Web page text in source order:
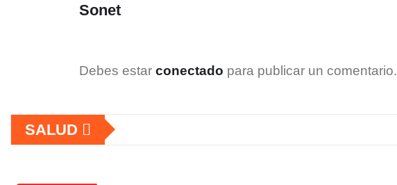
Sonet
Debes estar conectado para publicar un comentario.
SALUD